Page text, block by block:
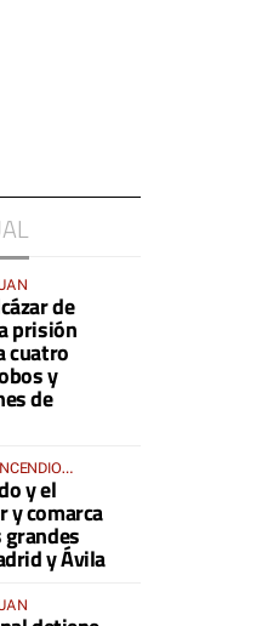
de
prisión
cuatro
y
de
y el
y comarca
grandes
y Ávila